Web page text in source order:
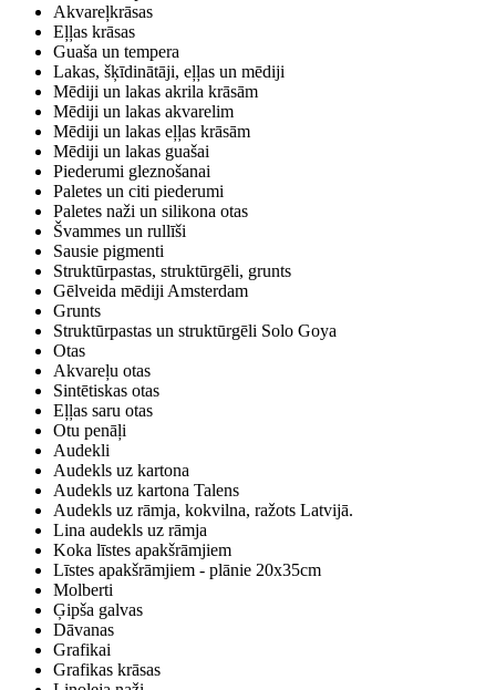
Akvareļkrāsas
Eļļas krāsas
Guaša un tempera
Lakas, šķīdinātāji, eļļas un mēdiji
Mēdiji un lakas akrila krāsām
Mēdiji un lakas akvarelim
Mēdiji un lakas eļļas krāsām
Mēdiji un lakas guašai
Piederumi gleznošanai
Paletes un citi piederumi
Paletes naži un silikona otas
Švammes un rullīši
Sausie pigmenti
Struktūrpastas, struktūrgēli, grunts
Gēlveida mēdiji Amsterdam
Grunts
Struktūrpastas un struktūrgēli Solo Goya
Otas
Akvareļu otas
Sintētiskas otas
Eļļas saru otas
Otu penāļi
Audekli
Audekls uz kartona
Audekls uz kartona Talens
Audekls uz rāmja, kokvilna, ražots Latvijā.
Lina audekls uz rāmja
Koka līstes apakšrāmjiem
Līstes apakšrāmjiem - plānie 20x35cm
Molberti
Ģipša galvas
Dāvanas
Grafikai
Grafikas krāsas